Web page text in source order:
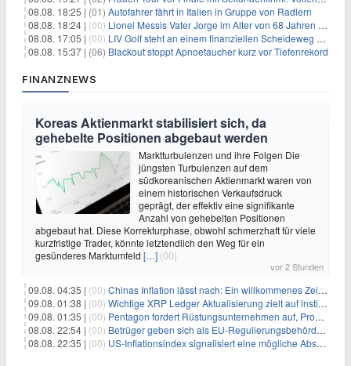
08.08. 18:25 | (01) Autofahrer fährt in Italien in Gruppe von Radlern
08.08. 18:24 | (00) Lionel Messis Vater Jorge im Alter von 68 Jahren gestorben
08.08. 17:05 | (00) LIV Golf steht an einem finanziellen Scheideweg auf der Suche nach neuen Investitionen
08.08. 15:37 | (06) Blackout stoppt Apnoetaucher kurz vor Tiefenrekord
FINANZNEWS
Koreas Aktienmarkt stabilisiert sich, da
gehebelte Positionen abgebaut werden
Marktturbulenzen und ihre Folgen Die
jüngsten Turbulenzen auf dem
südkoreanischen Aktienmarkt waren von
einem historischen Verkaufsdruck
geprägt, der effektiv eine signifikante
Anzahl von gehebelten Positionen
abgebaut hat. Diese Korrekturphase, obwohl schmerzhaft für viele
kurzfristige Trader, könnte letztendlich den Weg für ein
gesünderes Marktumfeld […] (00)
vor 2 Stunden
09.08. 04:35 | (00) Chinas Inflation lässt nach: Ein willkommenes Zeichen für Investoren angesichts der Folgen des Öl-Schocks
09.08. 01:38 | (00) Wichtige XRP Ledger Aktualisierung zielt auf institutionelle Akzeptanz ab
09.08. 01:35 | (00) Pentagon fordert Rüstungsunternehmen auf, Produktion angesichts eskalierender globaler Spannungen zu steigern
08.08. 22:54 | (00) Betrüger geben sich als EU-Regulierungsbehörden aus, um Krypto-Nutzer nach MiCA-Deadline ins Visier zu nehmen
08.08. 22:35 | (00) US-Inflationsindex signalisiert eine mögliche Abschwächung der Inflationsdruck